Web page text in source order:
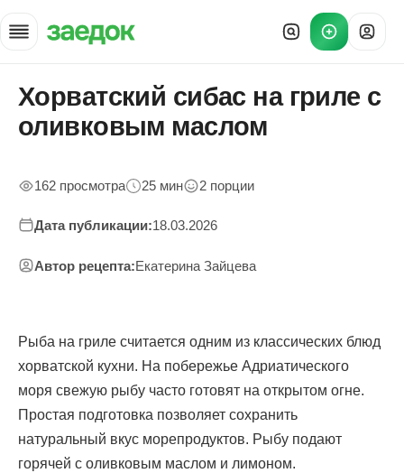
Главная
»
Рецепты
Хорватский сибас на гриле с
оливковым маслом
162 просмотра 25 мин 2 порции
Дата публикации:18.03.2026
Автор рецепта:Екатерина Зайцева
Рыба на гриле считается одним из классических блюд
хорватской кухни. На побережье Адриатического
моря свежую рыбу часто готовят на открытом огне.
Простая подготовка позволяет сохранить
натуральный вкус морепродуктов. Рыбу подают
горячей с оливковым маслом и лимоном.